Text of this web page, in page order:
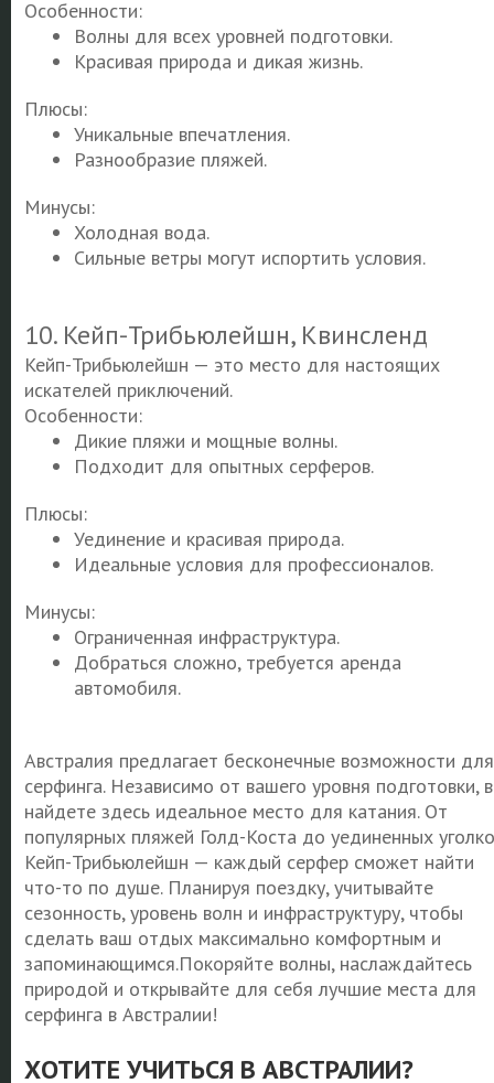
Особенности:
Волны для всех уровней подготовки.
Красивая природа и дикая жизнь.
Плюсы:
Уникальные впечатления.
Разнообразие пляжей.
Минусы:
Холодная вода.
Сильные ветры могут испортить условия.
10. Кейп-Трибьюлейшн, Квинсленд
Кейп-Трибьюлейшн — это место для настоящих
искателей приключений.
Особенности:
Дикие пляжи и мощные волны.
Подходит для опытных серферов.
Плюсы:
Уединение и красивая природа.
Идеальные условия для профессионалов.
Минусы:
Ограниченная инфраструктура.
Добраться сложно, требуется аренда
автомобиля.
Австралия предлагает бесконечные возможности для
серфинга. Независимо от вашего уровня подготовки,
найдете здесь идеальное место для катания. От
популярных пляжей Голд-Коста до уединенных
Кейп-Трибьюлейшн — каждый серфер сможет найти
что-то по душе. Планируя поездку, учитывайте
сезонность, уровень волн и инфраструктуру, чтобы
сделать ваш отдых максимально комфортным и
запоминающимся.Покоряйте волны, наслаждайтесь
природой и открывайте для себя лучшие места для
серфинга в Австралии!
ХОТИТЕ УЧИТЬСЯ В АВСТРАЛИИ?